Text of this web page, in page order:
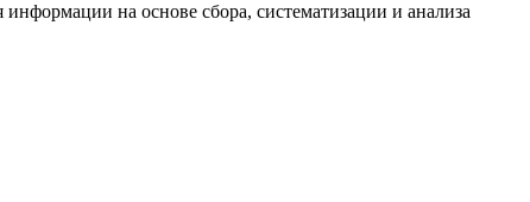
на основе сбора, систематизации и анализа